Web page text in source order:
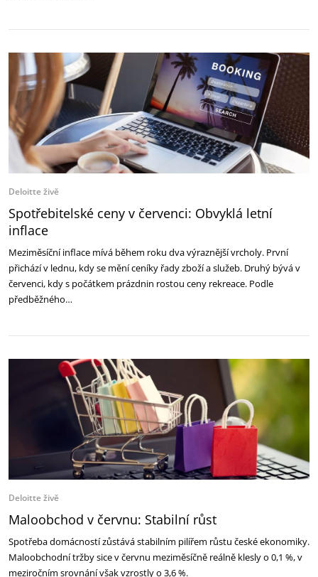
Deloitte živě
Spotřebitelské ceny v červenci: Obvyklá letní
inflace
Meziměsíční inflace mívá během roku dva výraznější vrcholy. První
přichází v lednu, kdy se mění ceníky řady zboží a služeb. Druhý bývá v
červenci, kdy s počátkem prázdnin rostou ceny rekreace. Podle
předběžného…
Deloitte živě
Maloobchod v červnu: Stabilní růst
Spotřeba domácností zůstává stabilním pilířem růstu české ekonomiky.
Maloobchodní tržby sice v červnu meziměsíčně reálně klesly o 0,1 %, v
meziročním srovnání však vzrostly o 3,6 %.